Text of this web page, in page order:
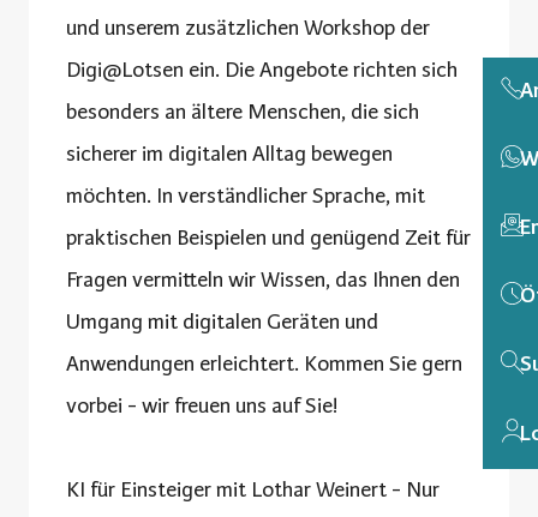
und unserem zusätzlichen Workshop der
Digi@Lotsen ein. Die Angebote richten sich
besonders an ältere Menschen, die sich
sicherer im digitalen Alltag bewegen
möchten. In verständlicher Sprache, mit
praktischen Beispielen und genügend Zeit für
Fragen vermitteln wir Wissen, das Ihnen den
Umgang mit digitalen Geräten und
Anwendungen erleichtert. Kommen Sie gern
vorbei - wir freuen uns auf Sie!
KI für Einsteiger mit Lothar Weinert - Nur